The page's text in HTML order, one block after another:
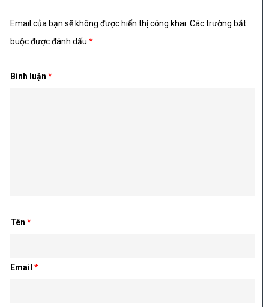
Email của bạn sẽ không được hiển thị công khai. Các trường bắt
buộc được đánh dấu*
Bình luận*
Tên*
Email*